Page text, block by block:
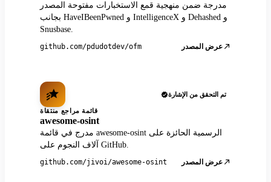
مدرجة ضمن منهجية قمع الاستخبارات مفتوحة المصدر
بجانب HaveIBeenPwned و IntelligenceX و Dehashed و
Snusbase.
github.com/pdudotdev/ofm عرض المصدر
تم التحقق من الإشارة
قائمة مراجع منتقاة
awesome-osint
مدرج في قائمة awesome-osint الرسمية الحائزة على
آلاف النجوم على GitHub.
github.com/jivoi/awesome-osint عرض المصدر